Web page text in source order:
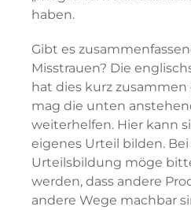
haben.
Gibt es
Misstrauen? Die
hat dies kurz
mag die unten
weiterhelfen. Hier kann
eigenes Urteil bilden.
Urteilsbildung möge
werden, dass andere
andere Wege machbar